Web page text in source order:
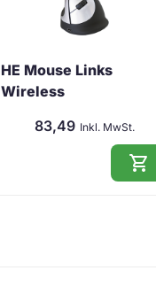
HE Mouse Links
Wireless
83,49 Inkl. MwSt.
shopping_cart